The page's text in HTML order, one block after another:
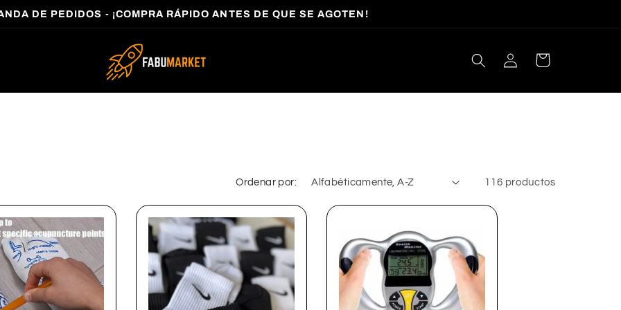
DE PEDIDOS - ¡COMPRA RÁPIDO ANTES DE QUE SE AGOTEN!
Iniciar
sesión
Carrito
Ordenar por: 116 productos